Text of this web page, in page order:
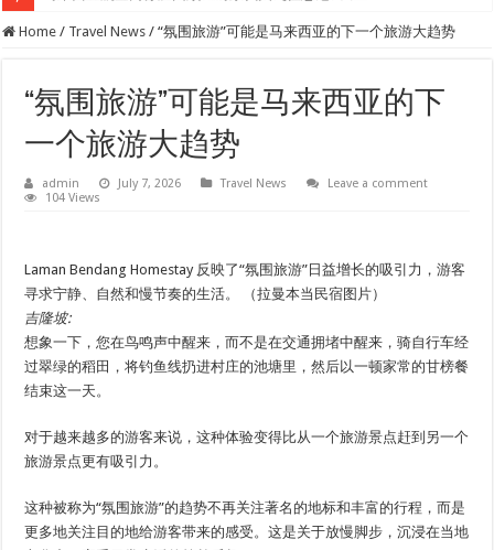
Home / Travel News / “氛围旅游”可能是马来西亚的下一个旅游大趋势
“氛围旅游”可能是马来西亚的下
一个旅游大趋势
admin July 7, 2026 Travel News
Leave a comment
104 Views
Laman Bendang Homestay 反映了“氛围旅游”日益增长的吸引力，游客
寻求宁静、自然和慢节奏的生活。 （拉曼本当民宿图片）
吉隆坡:
想象一下，您在鸟鸣声中醒来，而不是在交通拥堵中醒来，骑自行车经
过翠绿的稻田，将钓鱼线扔进村庄的池塘里，然后以一顿家常的甘榜餐
结束这一天。
对于越来越多的游客来说，这种体验变得比从一个旅游景点赶到另一个
旅游景点更有吸引力。
这种被称为“氛围旅游”的趋势不再关注著名的地标和丰富的行程，而是
更多地关注目的地给游客带来的感受。这是关于放慢脚步，沉浸在当地